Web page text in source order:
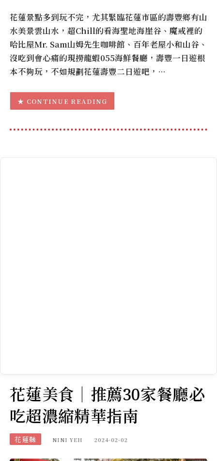
花蓮景點多到玩不完，尤其緊臨花蓮市區的壽豐鄉有山
水美景雲山水，超Chill的看海聖地海崖谷、魔戒裡的
哈比屋Mr. Sam山姆先生咖啡館、百年老屋小和山谷、
沒吃到會心痛的現撈龍蝦055海鮮餐廳，壽豐一日遊根
本不夠玩，不如規劃花蓮壽豐二日遊吧，…
CONTINUE READING
花蓮美食｜推薦30家餐廳必
吃超濃縮精華指南
花蓮縣 NINI YEH 2024-02-02